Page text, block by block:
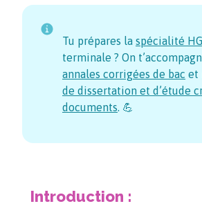
Tu prépares la spécialité
terminale ? On
annales corrigées de bac et
de dissertation et d’étude
documents. 💪
Introduction :